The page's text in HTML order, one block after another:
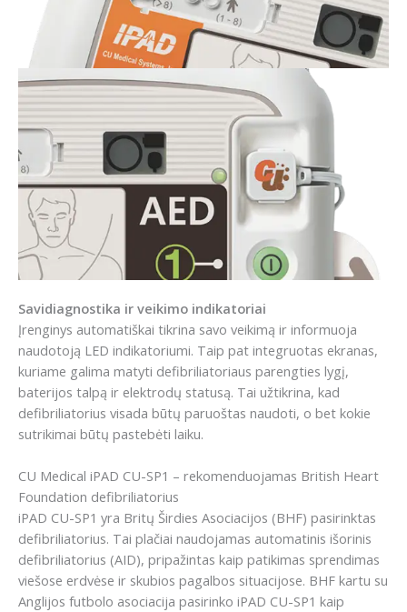
Savidiagnostika ir veikimo indikatoriai
Įrenginys automatiškai tikrina savo veikimą ir informuoja
naudotoją LED indikatoriumi. Taip pat integruotas ekranas,
kuriame galima matyti defibriliatoriaus parengties lygį,
baterijos talpą ir elektrodų statusą. Tai užtikrina, kad
defibriliatorius visada būtų paruoštas naudoti, o bet kokie
sutrikimai būtų pastebėti laiku.
CU Medical iPAD CU-SP1 – rekomenduojamas British Heart
Foundation defibriliatorius
iPAD CU-SP1 yra Britų Širdies Asociacijos (BHF) pasirinktas
defibriliatorius. Tai plačiai naudojamas automatinis išorinis
defibriliatorius (AID), pripažintas kaip patikimas sprendimas
viešose erdvėse ir skubios pagalbos situacijose. BHF kartu su
Anglijos futbolo asociacija pasirinko iPAD CU-SP1 kaip